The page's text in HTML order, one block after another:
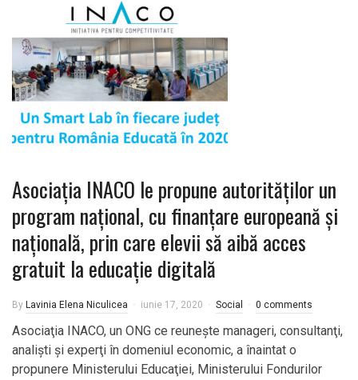
Asociaţia INACO le propune autorităţilor un
program naţional, cu finanţare europeană şi
naţională, prin care elevii să aibă acces
gratuit la educaţie digitală
By Lavinia Elena Niculicea iunie 17, 2020 Social 0 comments
Asociaţia INACO, un ONG ce reuneşte manageri, consultanţi,
analişti şi experţi în domeniul economic, a înaintat o
propunere Ministerului Educaţiei, Ministerului Fondurilor